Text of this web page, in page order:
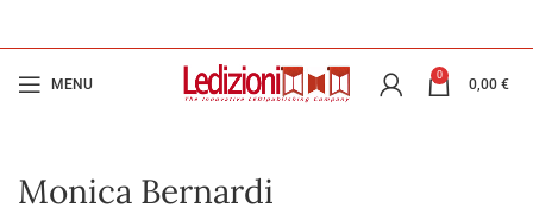
MENU
0
0,00 €
Monica Bernardi